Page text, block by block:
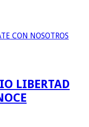
CON NOSOTROS
LIBERTAD